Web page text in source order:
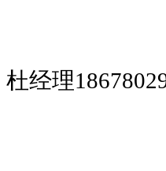
杜经理